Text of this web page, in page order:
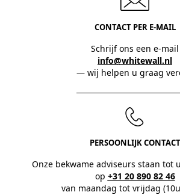
CONTACT PER E-MAIL
Schrijf ons een e-mail
info@whitewall.nl
— wij helpen u graag
PERSOONLIJK CONTACT
Onze bekwame adviseurs staan tot
op +31 20 890 82 46
van maandag tot vrijdag